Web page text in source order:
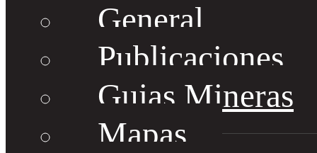
General
Publicaciones
Guias Mineras
Mapas